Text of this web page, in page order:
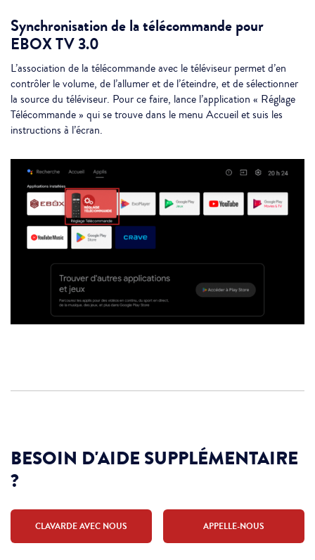
Synchronisation de la télécommande pour
EBOX TV 3.0
L’association de la télécommande avec le téléviseur permet d’en
contrôler le volume, de l’allumer et de l’éteindre, et de sélectionner
la source du téléviseur. Pour ce faire, lance l’application « Réglage
Télécommande » qui se trouve dans le menu Accueil et suis les
instructions à l’écran.
BESOIN D'AIDE SUPPLÉMENTAIRE
?
CLAVARDE AVEC NOUS APPELLE-NOUS